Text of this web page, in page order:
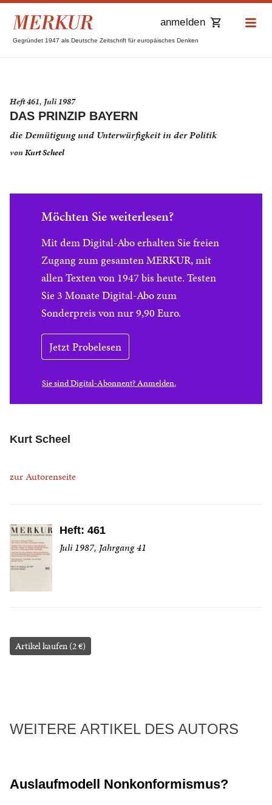
Gegründet 1947 als Deutsche Zeitschrift für europäisches Denken
anmelden
Heft 461, Juli 1987
DAS PRINZIP BAYERN
die Demütigung und Unterwürfigkeit in der Politik
vonKurt Scheel
Möchten Sie weiterlesen?
Mit dem Digital-Abo erhalten Sie freien
Zugang zum gesamten MERKUR, mit
allen Texten von 1947 bis heute. Testen
Sie 3 Monate Digital-Abo zum
Sonderpreis von nur 9,90 Euro.
Jetzt Probelesen
Sie sind Digital-Abonnent? Anmelden.
Kurt Scheel
zur Autorenseite
Heft: 461
Juli 1987, Jahrgang 41
Artikel kaufen (2 €)
WEITERE ARTIKEL DES AUTORS
Auslaufmodell Nonkonformismus?